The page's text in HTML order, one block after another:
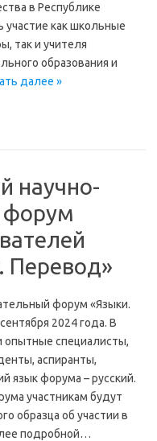
в Республике
участие как школьные
так и учителя
образования и
далее »
научно-
форум
Перевод»
форум «Языки.
2024 года. В
опытные специалисты,
аспиранты,
язык форума – русский.
участникам будут
образца об участии в
подробной…